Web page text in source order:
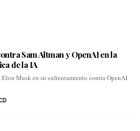
Sam Altman y OpenAI en la
de la IA
Musk en su enfrentamiento contra OpenAI